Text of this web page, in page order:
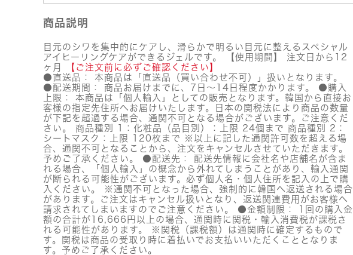
商品説明
目元のシワを集中的にケアし、滑らかで明るい目元に整えるスペシャル
アイヒーリングケアができるジェルです。 【使用期間】 注文日から12
ヶ月
【ご注文前に必ずご確認ください】
●直送品： 本商品は「直送品（買い合わせ不可）」扱いとなります。
●配送期間： 商品お届けまでに、7日～14日程度かかります。 ●購入
上限： 本商品は「個人輸入」としての販売となります。韓国から直接お
客様の指定先住所へお届けいたします。日本の関税法により商品の数量
が下記を超過する場合、通関不可となる場合がございます。ご注意くだ
さい。 商品種別 1：化粧品（品目別）：上限 24個まで 商品種別 2：
シートマスク：上限 120枚まで ※以上に記した通関許可数を超える場
合、通関不可となることから、注文をキャンセルさせていただきます。
予めご了承ください。 ●配送先： 配送先情報に会社名や店舗名が含ま
れる場合、「個人輸入」の概念から外れてしまうことがあり、輸入通関
が断られる可能性がございます。必ず個人名・個人住所を記入の上で購
入ください。 ※通関不可となった場合、強制的に韓国へ返送される場合
があります。ご注文はキャンセル扱いとなり、返送関連費用がお客様へ
請求されてしまいますのでご注意ください。 ●金額制限： 1回の購入金
額の合計が16,666円以上の場合、通関時に関税・輸入消費税が課税さ
れる可能性があります。 ※関税（課税額）は通関時に確定するもので
す。関税は商品の受取り時に着払いでお支払いいただくこととなりま
す。予めご了承ください。